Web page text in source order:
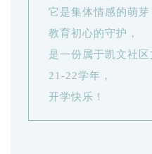
它是集体情感的萌芽
教育初心的守护，
是一份属于凯文社区
21-22学年，
开学快乐！